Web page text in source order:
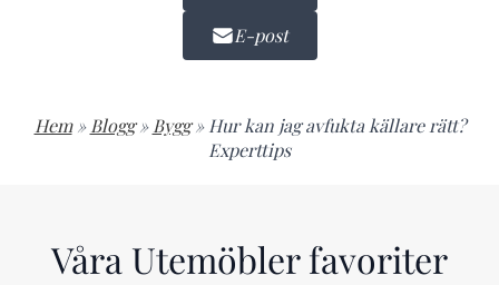
E-post
Hem » Blogg » Bygg » Hur kan jag avfukta källare rätt?
Experttips
Våra Utemöbler favoriter